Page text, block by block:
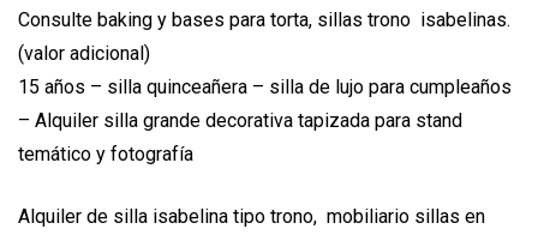
Consulte baking y bases para torta, sillas trono isabelinas.
(valor adicional)
15 años – silla quinceañera – silla de lujo para cumpleaños
– Alquiler silla grande decorativa tapizada para stand
temático y fotografía
Alquiler de silla isabelina tipo trono, mobiliario sillas en